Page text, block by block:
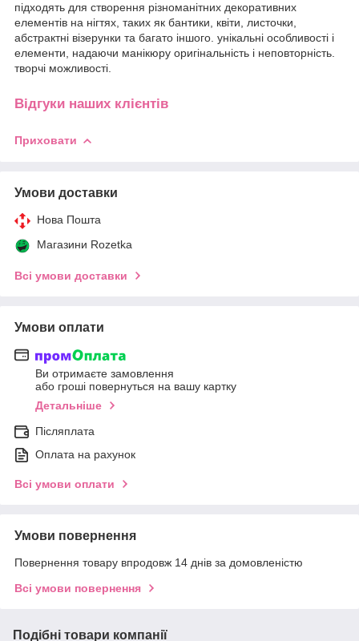
підходять для створення різноманітних декоративних
елементів на нігтях, таких як бантики, квіти, листочки,
абстрактні візерунки та багато іншого. унікальні особливості і
елементи, надаючи манікюру оригінальність і неповторність.
творчі можливості.
Відгуки наших клієнтів
Приховати
Умови доставки
Нова Пошта
Магазини Rozetka
Всі умови доставки
Умови оплати
Ви отримаєте замовлення
або гроші повернуться на вашу картку
Детальніше
Післяплата
Оплата на рахунок
Всі умови оплати
Умови повернення
Повернення товару впродовж 14 днів за домовленістю
Всі умови повернення
Подібні товари компанії